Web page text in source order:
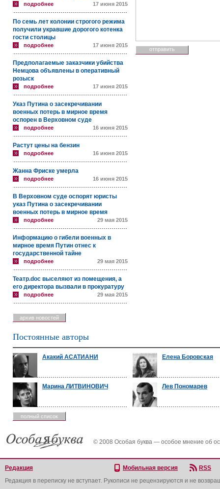
подробнее 17 июня 2015
По семь лет колонии строгого режима
получили укравшие дорогого котенка
гости столицы
подробнее 17 июня 2015
Предполагаемые заказчики убийства
Немцова объявлены в оперативный
розыск
подробнее 17 июня 2015
Указ Путина о засекречивании
военных потерь в мирное время
оспорен в Верховном суде
подробнее 16 июня 2015
Растут цены на бензин
подробнее 16 июня 2015
Жанна Фриске умерла
подробнее 16 июня 2015
В Верховном суде оспорят юристы
указ Путина о засекречивании
военных потерь в мирное время
подробнее 29 мая 2015
Информацию о гибели военных в
мирное время Путин отнес к
государственной тайне
подробнее 29 мая 2015
Театр.doc выселяют из помещения, а
его директора вызвали в прокуратуру
подробнее 29 мая 2015
архив новостей
Постоянные авторы
Акакий АСАТИАНИ Елена Боровская
Марина ЛИТВИНОВИЧ Лев Пономарев
полный список
© 2008 Особая буква — особое мнение об
Редакция Мобильная версия
RSS
Редакция в переписку не вступает. Рукописи не рецензируются и не